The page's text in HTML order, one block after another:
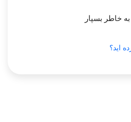
به خاطر بسپار
اید؟